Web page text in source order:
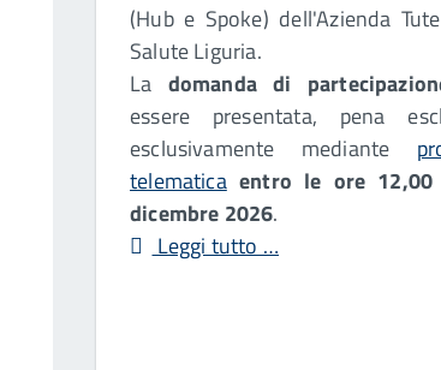
(Hub e Spoke) dell'Azienda
Salute Liguria.
La domanda di
essere presentata, pena
esclusivamente mediante
telematica entro le ore 12,00
dicembre 2026.
Leggi tutto …